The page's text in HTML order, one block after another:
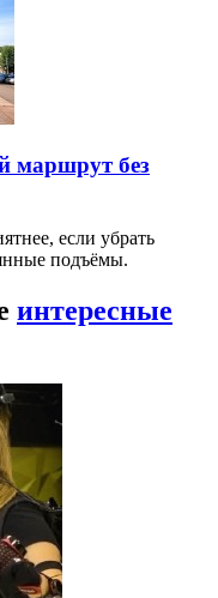
маршрут без
если убрать
подъёмы.
интересные